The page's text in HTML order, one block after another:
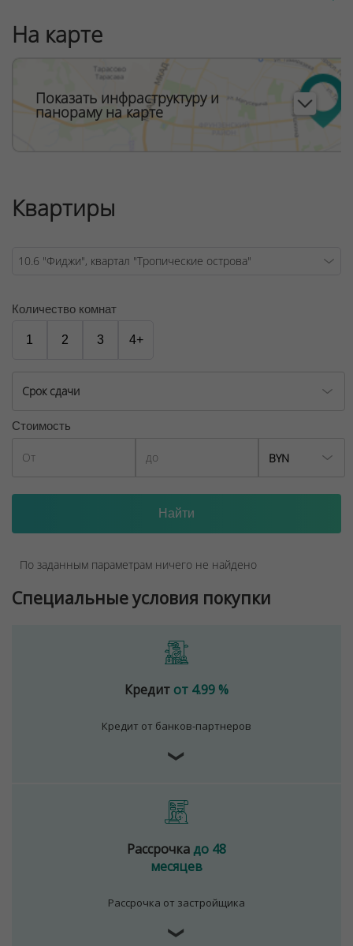
при зонировании жилого помещения.
Квартиру можно купить в рассрочку на 100 месяцев с
первоначальным взносом от 10%. Дом планируется
сдать в первом квартале 2023 года.
ООО "Твоя столицаконсалт", УНП 190285638, лицензия
№02240/129 от 06.09.06г.
Договор на оказание риэлтерских услуг № 447/6, от
На карте
Показать инфраструктуру и
панораму на карте
Квартиры
Количество комнат
1 2 3 4+
Срок сдачи
Стоимость
BYN
По заданным параметрам ничего не найдено
Специальные условия покупки
Кредит от 4.99 %
Кредит от банков-партнеров
❯
Рассрочкадо 48
месяцев
Рассрочка от застройщика
❯